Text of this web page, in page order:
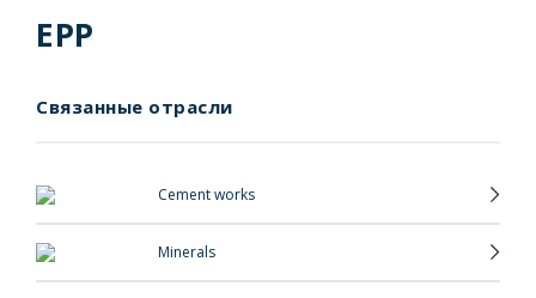
EPP
Связанные отрасли
Cement works
Minerals